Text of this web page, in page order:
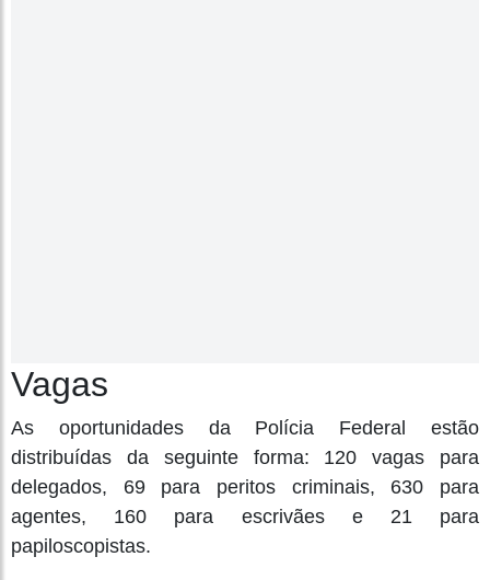
Vagas
As oportunidades da Polícia Federal estão
distribuídas da seguinte forma: 120 vagas para
delegados, 69 para peritos criminais, 630 para
agentes, 160 para escrivães e 21 para
papiloscopistas.